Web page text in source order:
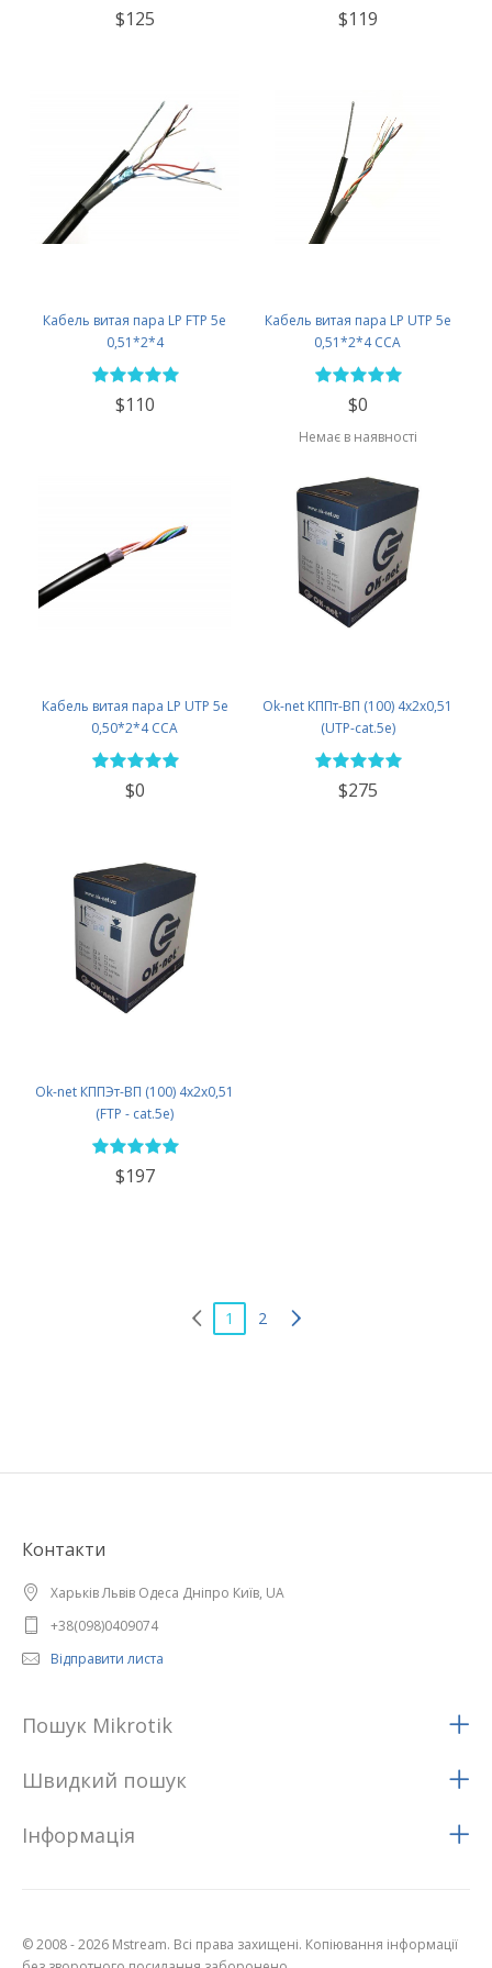
$125 $119
Кабель витая пара LP FTP 5e
0,51*2*4
$110
Кабель витая пара LP UTP 5e
0,51*2*4 CCA
$0
Немає в наявності
Кабель витая пара LP UTP 5e
0,50*2*4 CCA
$0
Ok-net КППт-ВП (100) 4х2х0,51
(UTP-cat.5е)
$275
Ok-net КППЭт-ВП (100) 4х2х0,51
(FTP - cat.5e)
$197
1 2
Контакти
Харьків Львів Одеса Дніпро Київ, UA
+38(098)0409074
Відправити листа
Пошук Mikrotik
Швидкий пошук
Iнформацiя
© 2008 - 2026 Mstream. Всі права захищені. Копіювання інформації